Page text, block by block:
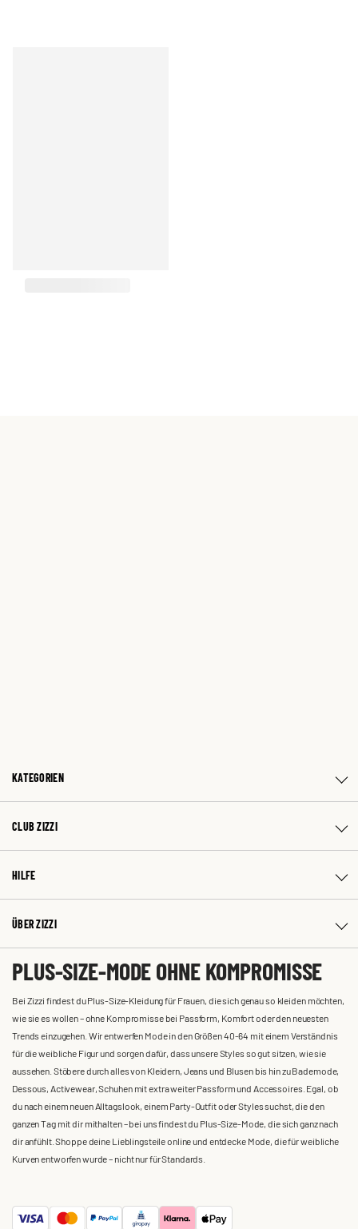
KATEGORIEN
CLUB ZIZZI
HILFE
ÜBER ZIZZI
PLUS-SIZE-MODE OHNE KOMPROMISSE
Bei Zizzi findest du Plus-Size-Kleidung für Frauen, die sich genau so kleiden möchten,
wie sie es wollen – ohne Kompromisse bei Passform, Komfort oder den neuesten
Trends einzugehen. Wir entwerfen Mode in den Größen 40-64 mit einem Verständnis
für die weibliche Figur und sorgen dafür, dass unsere Styles so gut sitzen, wie sie
aussehen. Stöbere durch alles von Kleidern, Jeans und Blusen bis hin zu Bademode,
Dessous, Activewear, Schuhen mit extra weiter Passform und Accessoires. Egal, ob
du nach einem neuen Alltagslook, einem Party-Outfit oder Styles suchst, die den
ganzen Tag mit dir mithalten – bei uns findest du Plus-Size-Mode, die sich ganz nach
dir anfühlt. Shoppe deine Lieblingsteile online und entdecke Mode, die für weibliche
Kurven entworfen wurde – nicht nur für Standards.